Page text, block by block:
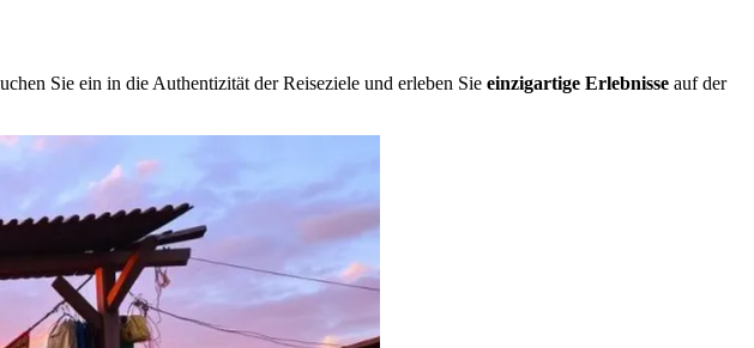
Sie ein in die Authentizität der Reiseziele und erleben Sie einzigartige Erlebnisse auf der